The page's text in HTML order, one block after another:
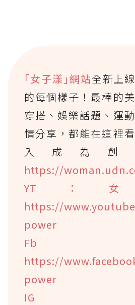
｢女子漾｣網站全新上
的每個樣子！最棒的
穿搭、娛樂話題、運
情分享，都能在這裡
入成為創
https://
YT：
https://
power
Fb
https://
power
IG